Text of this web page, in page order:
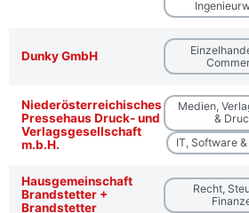
Dunky GmbH
Niederösterreichisches
Pressehaus Druck- und
Verlagsgesellschaft
m.b.H.
Medien,
&
IT, Software
Hausgemeinschaft
Brandstetter +
Brandstetter
Recht,